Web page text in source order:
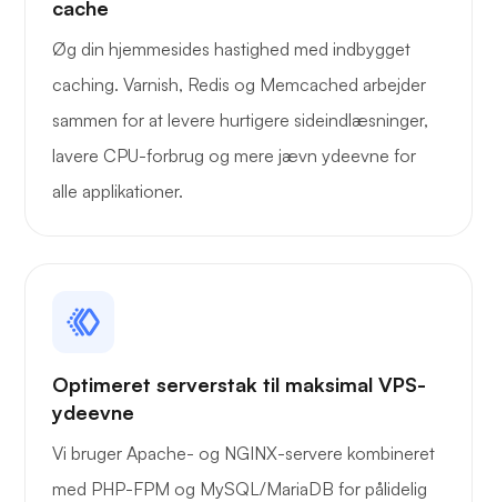
cache
Øg din hjemmesides hastighed med indbygget
caching. Varnish, Redis og Memcached arbejder
sammen for at levere hurtigere sideindlæsninger,
lavere CPU-forbrug og mere jævn ydeevne for
alle applikationer.
Optimeret serverstak til maksimal VPS-
ydeevne
Vi bruger Apache- og NGINX-servere kombineret
med PHP-FPM og MySQL/MariaDB for pålidelig